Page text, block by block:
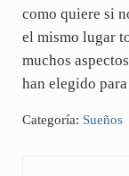
como quiere si
el mismo lugar
muchos
han elegido
Categoría: Sueños